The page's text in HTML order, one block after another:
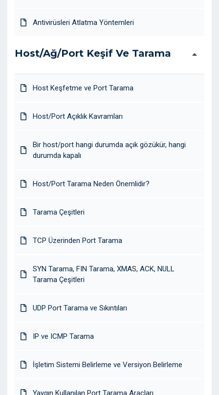
Antivirüsleri Atlatma Yöntemleri
Host/Ağ/Port Keşif Ve Tarama
Host Keşfetme ve Port Tarama
Host/Port Açıklık Kavramları
Bir host/port hangi durumda açık gözükür, hangi
durumda kapalı
Host/Port Tarama Neden Önemlidir?
Tarama Çeşitleri
TCP Üzerinden Port Tarama
SYN Tarama, FIN Tarama, XMAS, ACK, NULL
Tarama Çeşitleri
UDP Port Tarama ve Sıkıntıları
IP ve ICMP Tarama
İşletim Sistemi Belirleme ve Versiyon Belirleme
Yaygın Kullanılan Port Tarama Araçları